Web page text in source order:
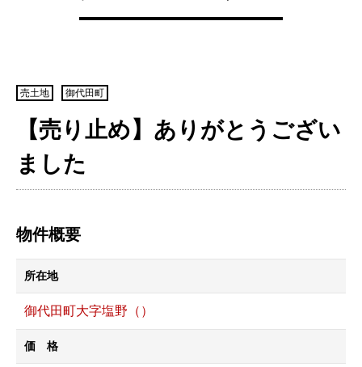
売土地 御代田町
【売り止め】ありがとうござい
ました
物件概要
所在地
御代田町大字塩野（）
価 格